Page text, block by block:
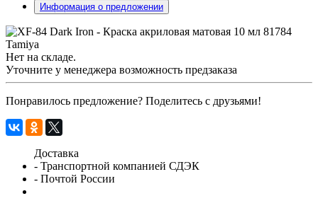
Информация о предложении
Нет на складе.
Уточните у менеджера возможность предзаказа
Понравилось предложение? Поделитесь с друзьями!
Доставка
- Транспортной компанией СДЭК
- Почтой России